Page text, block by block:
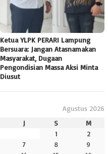
Ketua YLPK PERARI Lampung
Bersuara: Jangan Atasnamakan
Masyarakat, Dugaan
Pengondisian Massa Aksi Minta
Diusut
Agustus 2026
J S
M
1
2
7 8
9